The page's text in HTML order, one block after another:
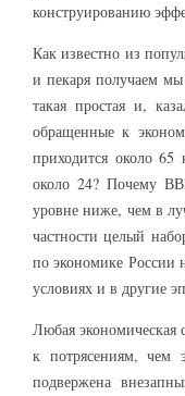
конструированию
Как известно из
и пекаря получаем
такая простая и,
обращенные к
приходится около
около 24? Почему
уровне ниже, чем в
частности целый
по экономике России
условиях и в другие
Любая экономическая
к потрясениям, чем
подвержена